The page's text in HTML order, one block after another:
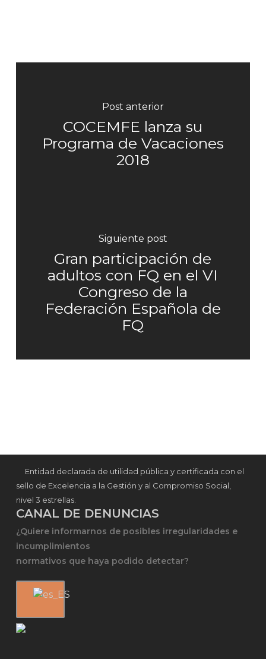
Post anterior
COCEMFE lanza su
Programa de Vacaciones
2018
Siguiente post
Gran participación de
adultos con FQ en el VI
Congreso de la
Federación Española de
FQ
Entidad declarada de utilidad pública y certificada con el
sello de Excelencia a la Gestión y al Compromiso Social,
nivel 3 estrellas.
CANAL DE DENUNCIAS
¿Quiere informarnos de posibles irregularidades e
incumplimientos
normativos que haya podido detectar?